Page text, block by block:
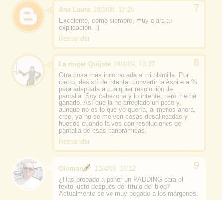
Ana Laura 19/9/08, 17:25
Excelente, como siempre, muy clara tu
explicación. :)
Responder
La mujer Quijote 18/4/09, 13:37
Otra cosa más incorporada a mi plantilla. Por
cierto, desistí de intentar convertir la Aspire a %
para adaptarla a cualquier resolución de
pantalla. Soy cabezona y lo intenté, pero me ha
ganado. Así que la he arreglado un poco y,
aunque no es lo que yo quería, al menos ahora,
creo, ya no se me ven cosas desalineadas y
huecos cuando la ves con resoluciones de
pantalla de esas panorámicas.
Responder
Oloman
18/4/09, 16:12
¿Has probado a poner un PADDING para el
texto justo después del título del blog?
Actualmente se ve muy pegado a los márgenes.